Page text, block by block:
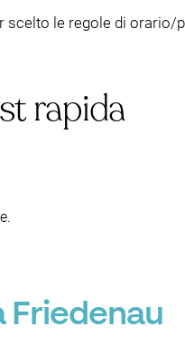
scelto le regole di orario/
rapida
Friedenau